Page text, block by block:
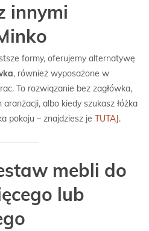
innymi
formy, oferujemy alternatywę
, również wyposażone w
To rozwiązanie bez zagłówka,
albo kiedy szukasz łóżka
pokoju – znajdziesz je TUTAJ .
mebli do
lub